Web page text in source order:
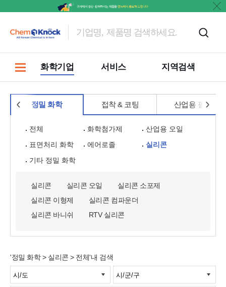
화학기업 서비스 지역검색
정밀 화학 접착 & 코팅 산업용 필름
전체 화학첨가제
산업용 오일
표면처리 화학
에어로졸
실리콘
기타 정밀 화학
실리콘 실리콘 오일
실리콘 소포제
실리콘 이형제
실리콘 컴파운더
실리콘 바니쉬
RTV 실리콘
'정밀 화학 > 실리콘 > 전체'내 검색